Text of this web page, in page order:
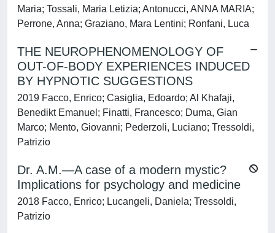
Maria; Tossali, Maria Letizia; Antonucci, ANNA MARIA;
Perrone, Anna; Graziano, Mara Lentini; Ronfani, Luca
THE NEUROPHENOMENOLOGY OF
OUT-OF-BODY EXPERIENCES INDUCED
BY HYPNOTIC SUGGESTIONS
2019 Facco, Enrico; Casiglia, Edoardo; Al Khafaji,
Benedikt Emanuel; Finatti, Francesco; Duma, Gian
Marco; Mento, Giovanni; Pederzoli, Luciano; Tressoldi,
Patrizio
Dr. A.M.—A case of a modern mystic?
Implications for psychology and medicine
2018 Facco, Enrico; Lucangeli, Daniela; Tressoldi,
Patrizio